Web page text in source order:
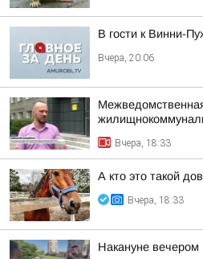
В гости к Винни-
Вчера, 20:06
Вчера, 18:33
А кто это такой
Вчера, 18:33
Накануне вечером